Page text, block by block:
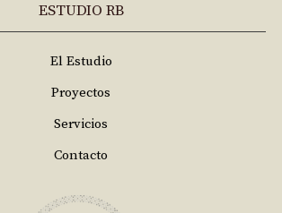
ESTUDIO RB
El Estudio
Proyectos
Servicios
Contacto